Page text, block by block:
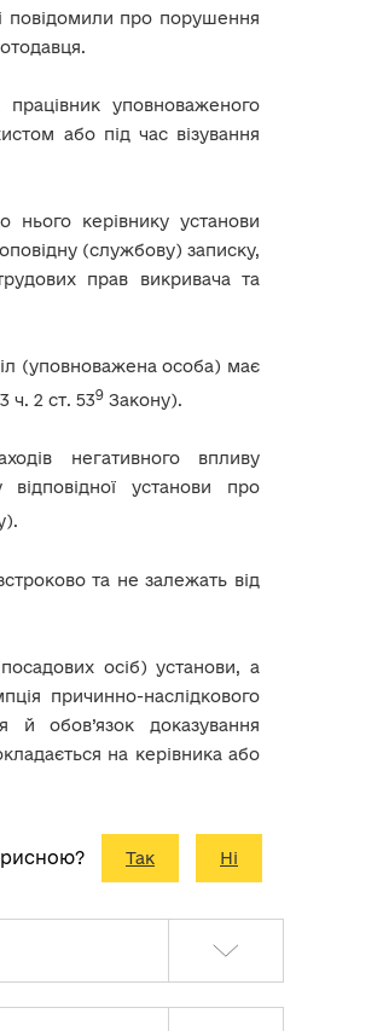
повідомили про порушення
уповноваженого
або під час візування
нього керівнику установи
(службову) записку,
прав викривача та
(уповноважена особа) має
ч. 2 ст. 539 Закону).
негативного впливу
установи про
та не залежать від
осіб) установи, а
причинно-наслідкового
й обов’язок доказування
на керівника або
Так Ні